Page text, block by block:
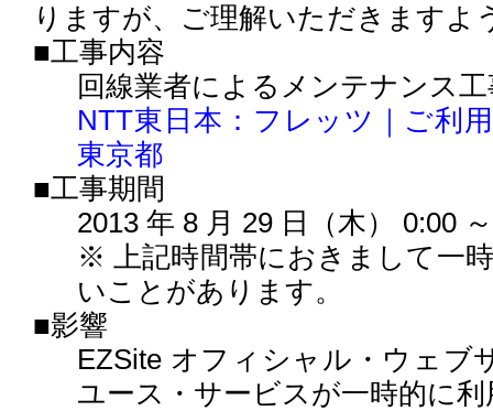
りますが、ご理解いただきますよ
■工事内容
回線業者によるメンテナンス
NTT東日本：フレッツ｜ご利
東京都
■工事期間
2013 年 8 月 29 日（木） 0:00
※ 上記時間帯におきまして一
いことがあります。
■影響
EZSite オフィシャル・ウェブ
ユース・サービスが一時的に